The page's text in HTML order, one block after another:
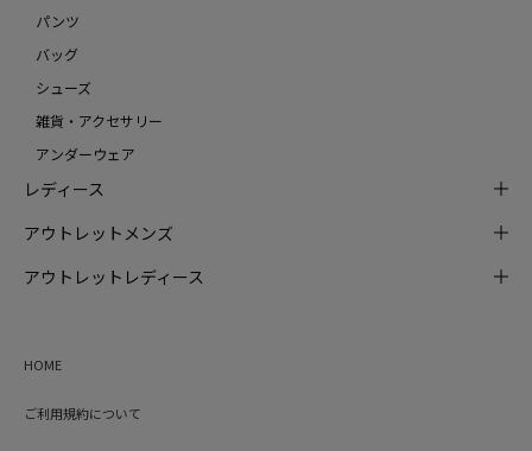
パンツ
バッグ
シューズ
雑貨・アクセサリー
アンダーウェア
レディース
アウトレットメンズ
アウトレットレディース
HOME
ご利用規約について